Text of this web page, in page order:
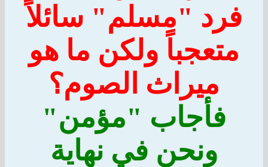
فرد "مسلم" سائلاً
متعجباً ولكن ما هو
ميراث الصوم؟
فأجاب "مؤمن"
ونحن في نهاية